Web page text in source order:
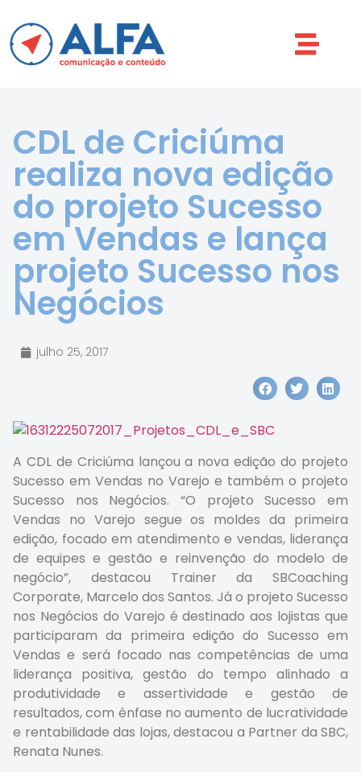
CDL de Criciúma
realiza nova edição
do projeto Sucesso
em Vendas e lança
projeto Sucesso nos
Negócios
julho 25, 2017
A CDL de Criciúma lançou a nova edição do projeto
Sucesso em Vendas no Varejo e também o projeto
Sucesso nos Negócios. “O projeto Sucesso em
Vendas no Varejo segue os moldes da primeira
edição, focado em atendimento e vendas, liderança
de equipes e gestão e reinvenção do modelo de
negócio”, destacou Trainer da SBCoaching
Corporate, Marcelo dos Santos. Já o projeto Sucesso
nos Negócios do Varejo é destinado aos lojistas que
participaram da primeira edição do Sucesso em
Vendas e será focado nas competências de uma
liderança positiva, gestão do tempo alinhado a
produtividade e assertividade e gestão de
resultados, com ênfase no aumento de lucratividade
e rentabilidade das lojas, destacou a Partner da SBC,
Renata Nunes.